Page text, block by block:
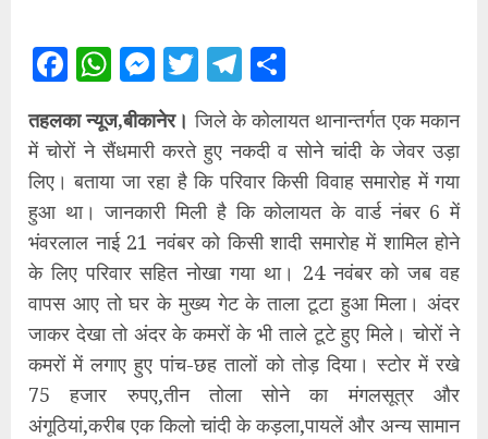
Facebook
WhatsApp
Messenger
TwitterTelegram
तहलका न्यूज,बीकानेर। जिले के कोलायत थानान्तर्गत एक मकान
में चोरों ने सैंधमारी करते हुए नकदी व सोने चांदी के जेवर उड़ा
लिए। बताया जा रहा है कि परिवार किसी विवाह समारोह में गया
हुआ था। जानकारी मिली है कि कोलायत के वार्ड नंबर 6 में
भंवरलाल नाई 21 नवंबर को किसी शादी समारोह में शामिल होने
के लिए परिवार सहित नोखा गया था। 24 नवंबर को जब वह
वापस आए तो घर के मुख्य गेट के ताला टूटा हुआ मिला। अंदर
जाकर देखा तो अंदर के कमरों के भी ताले टूटे हुए मिले। चोरों ने
कमरों में लगाए हुए पांच-छह तालों को तोड़ दिया। स्टोर में रखे
75 हजार रुपए,तीन तोला सोने का मंगलसूत्र और
अंगूठियां,करीब एक किलो चांदी के कड़ला,पायलें और अन्य सामान